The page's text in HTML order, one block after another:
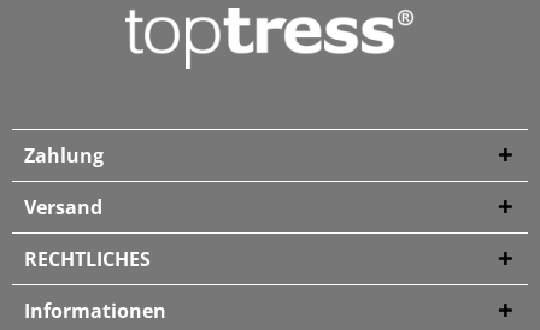
Zahlung
Versand
RECHTLICHES
Informationen